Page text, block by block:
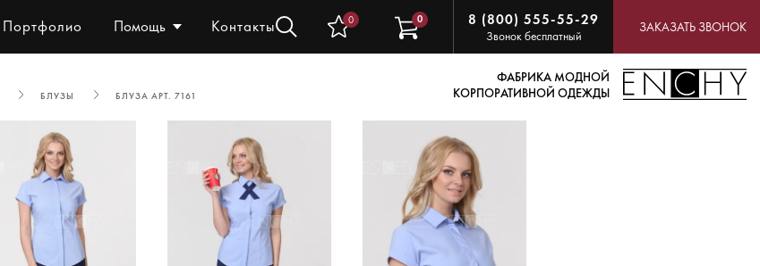
Портфолио Помощь Контакты 0 0 8 (800) 555-55-29
Звонок бесплатный
ЗАКАЗАТЬ ЗВОНОК
БЛУЗЫ БЛУЗА АРТ. 7161
ФАБРИКА МОДНОЙ
КОРПОРАТИВНОЙ ОДЕЖДЫ